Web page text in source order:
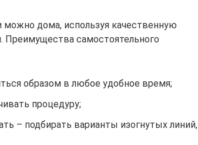
можно дома, используя качественную
Преимущества самостоятельного
образом в любое удобное время;
процедуру;
– подбирать варианты изогнутых линий,